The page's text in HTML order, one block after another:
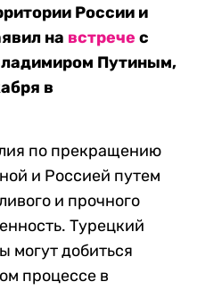
России и
на встрече с
Путиным,
в
по прекращению
и Россией путем
и прочного
Турецкий
могут добиться
процессе в